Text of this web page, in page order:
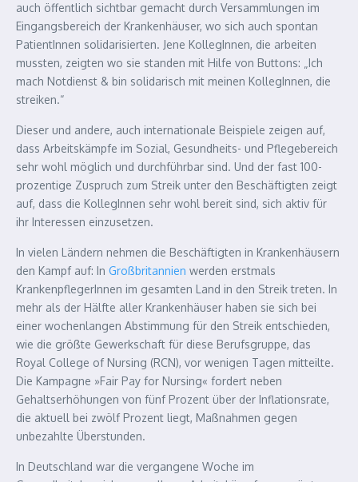
auch öffentlich sichtbar gemacht durch Versammlungen im
Eingangsbereich der Krankenhäuser, wo sich auch spontan
PatientInnen solidarisierten. Jene KollegInnen, die arbeiten
mussten, zeigten wo sie standen mit Hilfe von Buttons: „Ich
mach Notdienst & bin solidarisch mit meinen KollegInnen, die
streiken.“
Dieser und andere, auch internationale Beispiele zeigen auf,
dass Arbeitskämpfe im Sozial, Gesundheits- und Pflegebereich
sehr wohl möglich und durchführbar sind. Und der fast 100-
prozentige Zuspruch zum Streik unter den Beschäftigten zeigt
auf, dass die KollegInnen sehr wohl bereit sind, sich aktiv für
ihr Interessen einzusetzen.
In vielen Ländern nehmen die Beschäftigten in Krankenhäusern
den Kampf auf: In Großbritannien werden erstmals
KrankenpflegerInnen im gesamten Land in den Streik treten. In
mehr als der Hälfte aller Krankenhäuser haben sie sich bei
einer wochenlangen Abstimmung für den Streik entschieden,
wie die größte Gewerkschaft für diese Berufsgruppe, das
Royal College of Nursing (RCN), vor wenigen Tagen mitteilte.
Die Kampagne »Fair Pay for Nursing« fordert neben
Gehaltserhöhungen von fünf Prozent über der Inflationsrate,
die aktuell bei zwölf Prozent liegt, Maßnahmen gegen
unbezahlte Überstunden.
In Deutschland war die vergangene Woche im